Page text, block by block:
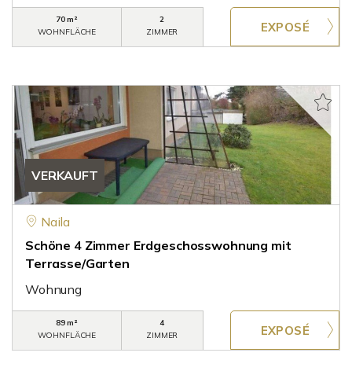
70 m²
WOHNFLÄCHE
2
ZIMMER
VERKAUFT
Naila
Schöne 4 Zimmer Erdgeschosswohnung mit
Terrasse/Garten
Wohnung
89 m²
WOHNFLÄCHE
4
ZIMMER